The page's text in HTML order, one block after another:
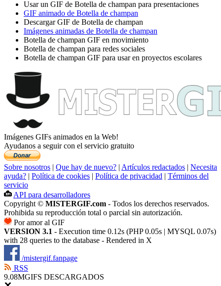
Usar un GIF de Botella de champan para presentaciones
GIF animado de Botella de champan
Descargar GIF de Botella de champan
Imágenes animadas de Botella de champan
Botella de champan GIF en movimiento
Botella de champan para redes sociales
Botella de champan GIF para usar en proyectos escolares
Imágenes GIFs animados en la Web!
Ayudanos a seguir con el servicio gratuito
Sobre nosotros | Que hay de nuevo? | Artículos redactados | Necesita
ayuda? | Política de cookies | Política de privacidad | Términos del
servicio
API para desarrolladores
Copyright © MISTERGIF.com - Todos los derechos reservados.
Prohibida su reproducción total o parcial sin autorización.
Por amor al GIF
VERSION 3.1 - Execution time 0.12s (PHP 0.05s | MYSQL 0.07s)
with 28 queries to the database - Rendered in X
/mistergif.fanpage
RSS
9.08MGIFS DESCARGADOS